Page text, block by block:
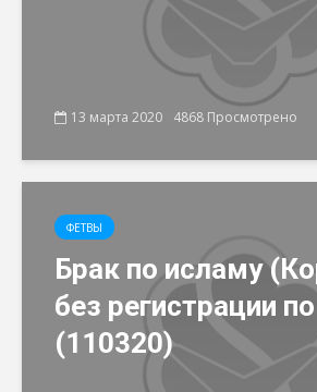
13 марта 2020 4868 Просмотрено
ФЕТВЫ
Брак по исламу
без регистрации
(110320)